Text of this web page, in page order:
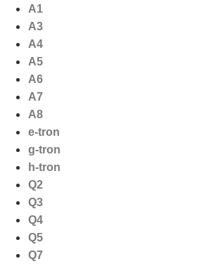
naar
inhoud
A1
A3
A4
A5
A6
A7
A8
e-tron
g-tron
h-tron
Q2
Q3
Q4
Q5
Q7